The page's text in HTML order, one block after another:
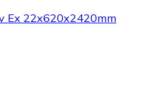
Ex 22x620x2420mm